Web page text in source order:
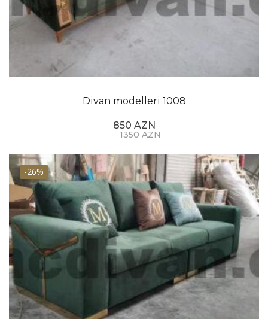
Divan modelleri 1008
850 AZN
1350 AZN
-26%